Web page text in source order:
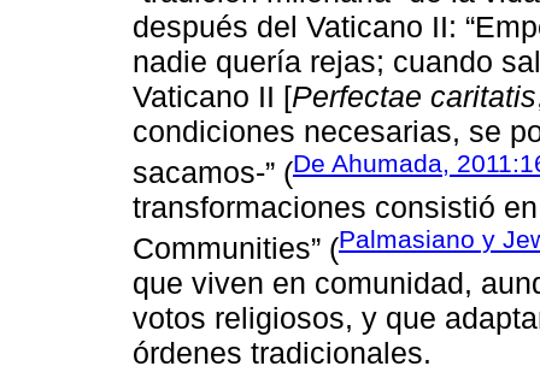
después del Vaticano II:
nadie quería rejas; cuando
Vaticano II [Perfectae caritatis
condiciones necesarias, se
sacamos-” (De Ahumada,
transformaciones consistió
Communities” (Palmasiano y
que viven en comunidad,
votos religiosos, y que
órdenes tradicionales.